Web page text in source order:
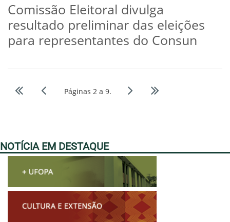
Comissão Eleitoral divulga
resultado preliminar das eleições
para representantes do Consun
Páginas 2 a 9.
NOTÍCIA EM DESTAQUE